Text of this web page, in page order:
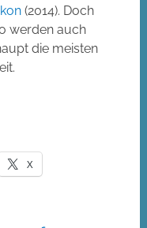
(2014). Doch
werden auch
die meisten
X